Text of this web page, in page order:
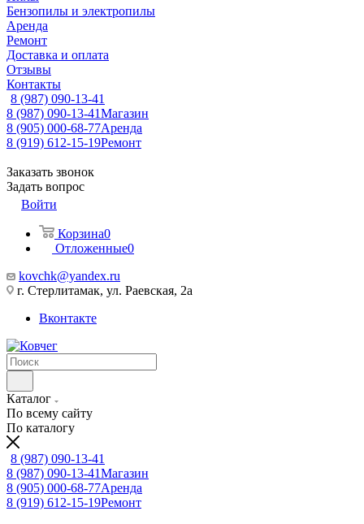
Бензопилы и электропилы
Аренда
Ремонт
Доставка и оплата
Отзывы
Контакты
8 (987) 090-13-41
8 (987) 090-13-41Магазин
8 (905) 000-68-77Аренда
8 (919) 612-15-19Ремонт
Заказать звонок
Задать вопрос
Войти
Корзина0
Отложенные0
kovchk@yandex.ru
г. Стерлитамак, ул. Раевская, 2а
Вконтакте
Каталог
По всему сайту
По каталогу
8 (987) 090-13-41
8 (987) 090-13-41Магазин
8 (905) 000-68-77Аренда
8 (919) 612-15-19Ремонт